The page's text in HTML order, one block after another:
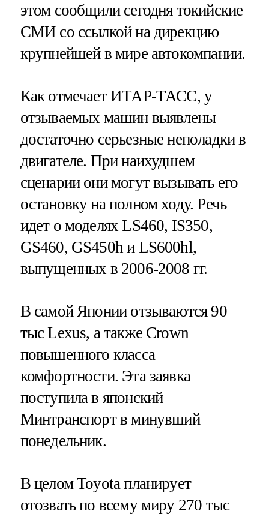
этом сообщили сегодня токийские
СМИ со ссылкой на дирекцию
крупнейшей в мире автокомпании.
Как отмечает ИТАР-ТАСС, у
отзываемых машин выявлены
достаточно серьезные неполадки в
двигателе. При наихудшем
сценарии они могут вызывать его
остановку на полном ходу. Речь
идет о моделях LS460, IS350,
GS460, GS450h и LS600hl,
выпущенных в 2006-2008 гг.
В самой Японии отзываются 90
тыс Lexus, а также Crown
повышенного класса
комфортности. Эта заявка
поступила в японский
Минтранспорт в минувший
понедельник.
В целом Toyota планирует
отозвать по всему миру 270 тыс